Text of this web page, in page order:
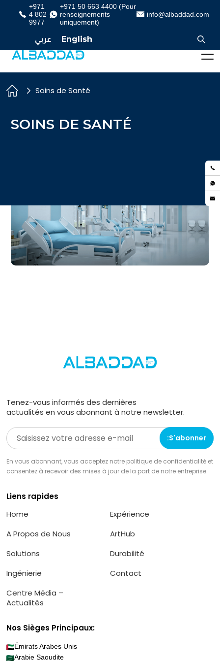
+971
4 802
9977
+971 50 663 4400 (Pour
renseignements
uniquement)
info@albaddad.com
عربي English
Soins de Santé
SOINS DE SANTÉ
Tenez-vous informés des dernières
actualités en vous abonnant à notre newsletter.
En vous abonnant, vous acceptez notre politique de confidentialité et
consentez à recevoir des mises à jour de la part de notre entreprise.
Liens rapides
Home
A Propos de Nous
Solutions
Ingénierie
Centre Média –
Actualités
Expérience
ArtHub
Durabilité
Contact
Nos Sièges Principaux:
Émirats Arabes Unis
Arabie Saoudite